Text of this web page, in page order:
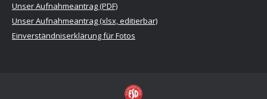
Unser Aufnahmeantrag (PDF)
Unser Aufnahmeantrag (xlsx, editierbar)
Einverständniserklärung für Fotos